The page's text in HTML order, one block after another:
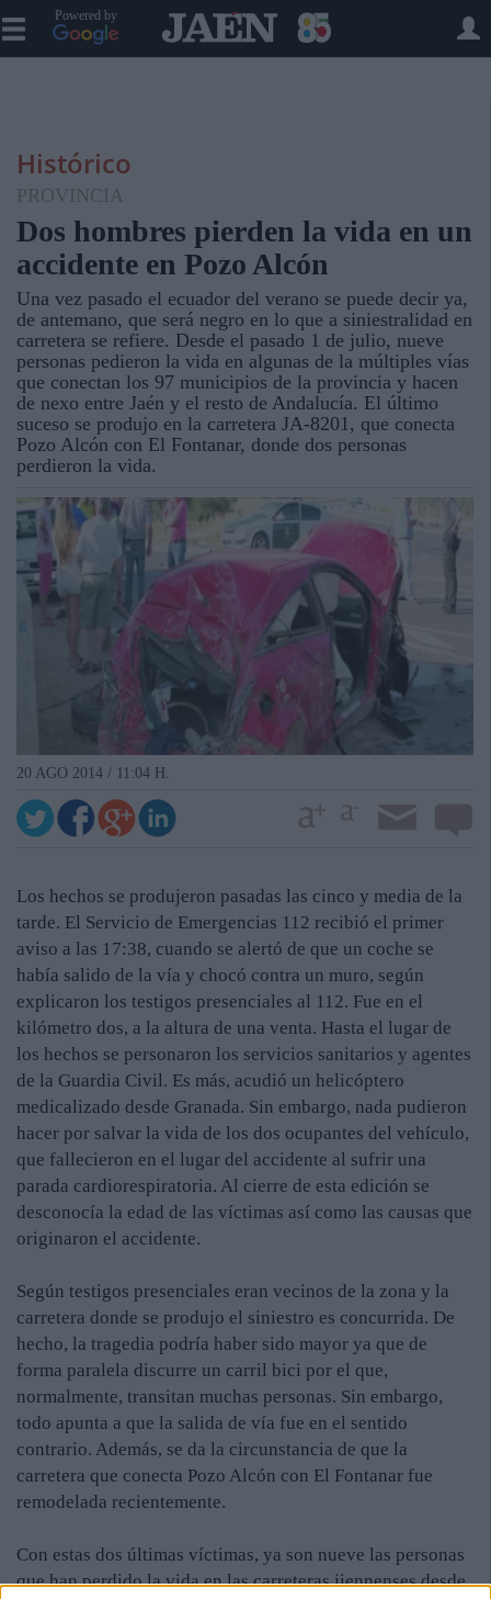
Powered by
Histórico
PROVINCIA
Dos hombres pierden la vida en un
accidente en Pozo Alcón
Una vez pasado el ecuador del verano se puede decir ya,
de antemano, que será negro en lo que a siniestralidad en
carretera se refiere. Desde el pasado 1 de julio, nueve
personas pedieron la vida en algunas de la múltiples vías
que conectan los 97 municipios de la provincia y hacen
de nexo entre Jaén y el resto de Andalucía. El último
suceso se produjo en la carretera JA-8201, que conecta
Pozo Alcón con El Fontanar, donde dos personas
perdieron la vida.
20 AGO 2014 / 11:04 H.
Los hechos se produjeron pasadas las cinco y media de la
tarde. El Servicio de Emergencias 112 recibió el primer
aviso a las 17:38, cuando se alertó de que un coche se
había salido de la vía y chocó contra un muro, según
explicaron los testigos presenciales al 112. Fue en el
kilómetro dos, a la altura de una venta. Hasta el lugar de
los hechos se personaron los servicios sanitarios y agentes
de la Guardia Civil. Es más, acudió un helicóptero
medicalizado desde Granada. Sin embargo, nada pudieron
hacer por salvar la vida de los dos ocupantes del vehículo,
que fallecieron en el lugar del accidente al sufrir una
parada cardiorespiratoria. Al cierre de esta edición se
desconocía la edad de las víctimas así como las causas que
originaron el accidente.
Según testigos presenciales eran vecinos de la zona y la
carretera donde se produjo el siniestro es concurrida. De
hecho, la tragedia podría haber sido mayor ya que de
forma paralela discurre un carril bici por el que,
normalmente, transitan muchas personas. Sin embargo,
todo apunta a que la salida de vía fue en el sentido
contrario. Además, se da la circunstancia de que la
carretera que conecta Pozo Alcón con El Fontanar fue
remodelada recientemente.
Con estas dos últimas víctimas, ya son nueve las personas
que han perdido la vida en las carreteras jiennenses desde